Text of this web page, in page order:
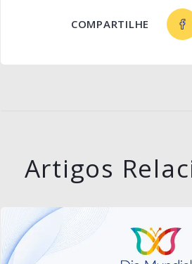
COMPARTILHE
Artigos